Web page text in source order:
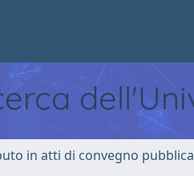
in atti di convegno